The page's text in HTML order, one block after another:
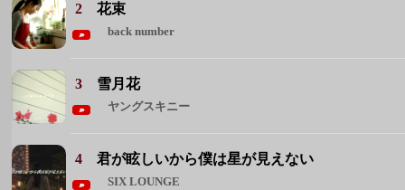
2花束
back number
3 雪月花
ヤングスキニー
4君が眩しいから僕は星が見えない
SIX LOUNGE